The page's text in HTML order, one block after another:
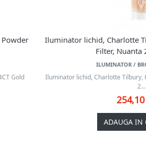
Gold
Iluminator lichid, Charlotte
Filter, Nuanta
ILUMINATOR /
Iluminator lichid, Charlotte Tilbury,
2...
ADAUGA IN